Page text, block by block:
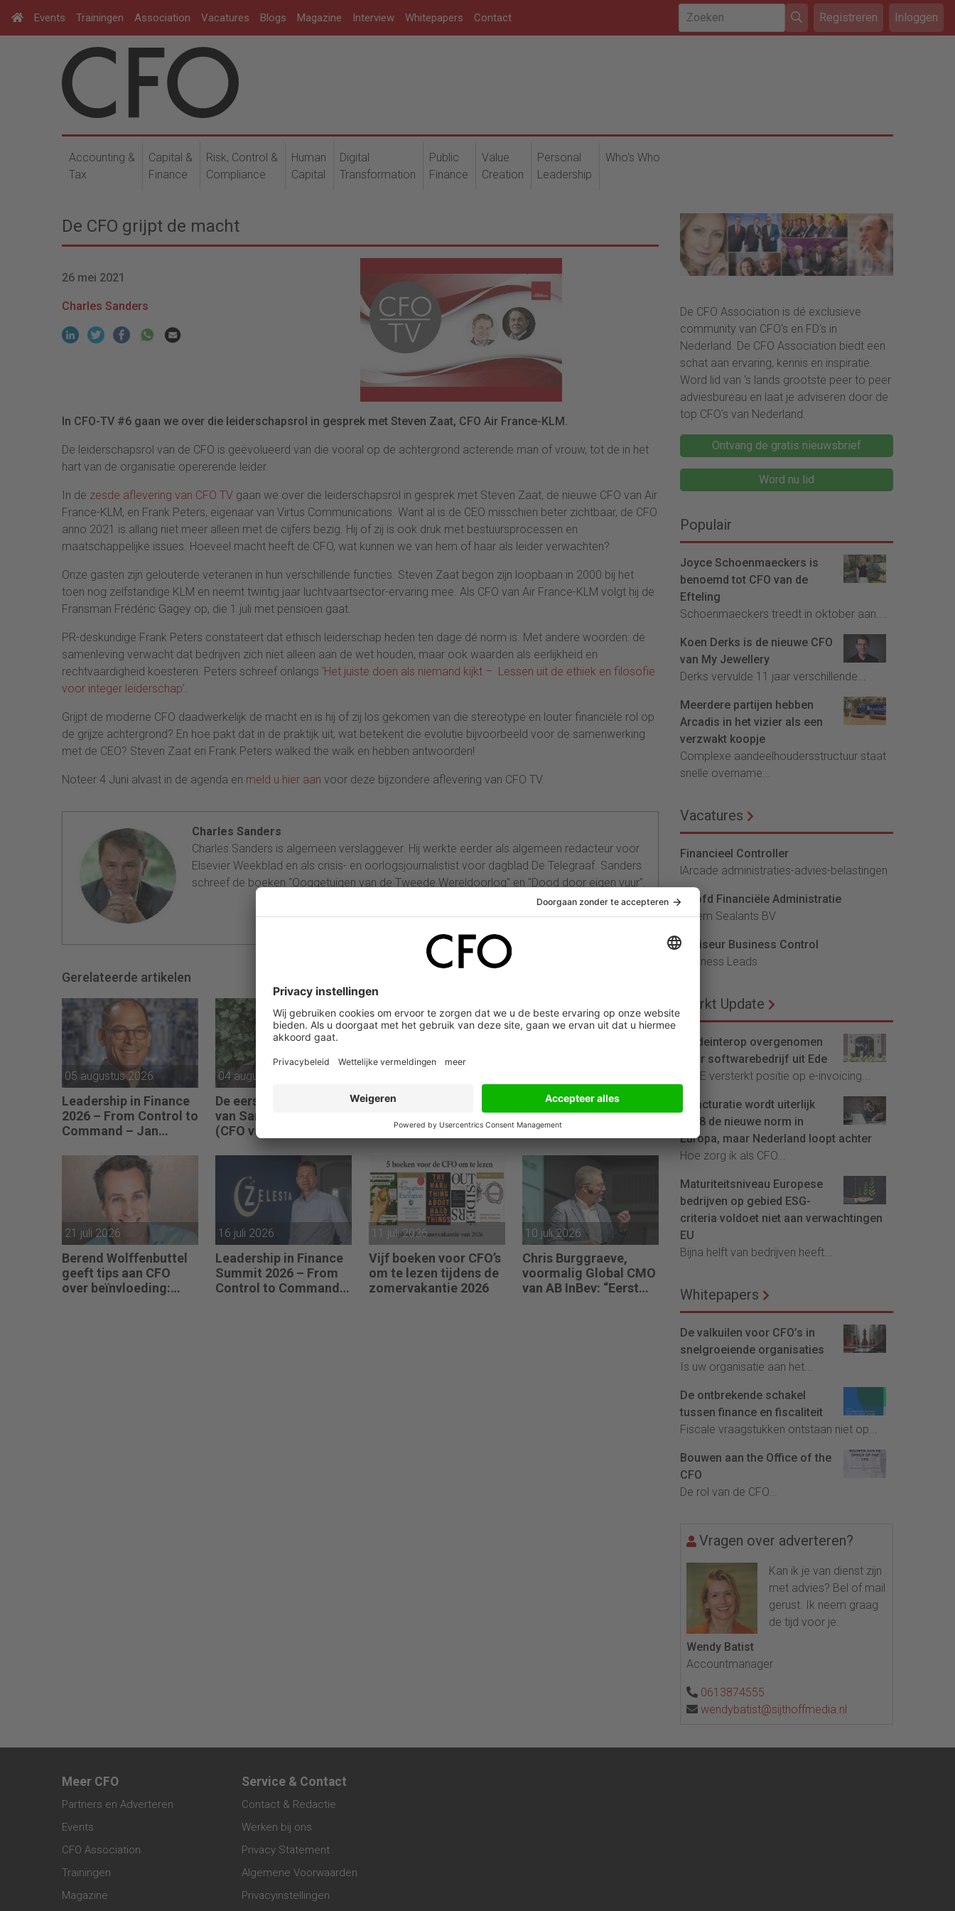
Events Trainingen Association Vacatures Blogs Magazine Interview Whitepapers Contact Registreren Inloggen
Accounting &
Tax
Capital &
Finance
Risk, Control &
Compliance
Human
Capital
Digital
Transformation
Public
Finance
Value
Creation
Personal
Leadership
Who's Who
De CFO grijpt de macht
26 mei 2021
Charles Sanders
In CFO-TV #6 gaan we over die leiderschapsrol in gesprek met Steven Zaat, CFO Air France-KLM.
De leiderschapsrol van de CFO is geëvolueerd van die vooral op de achtergrond acterende man of vrouw, tot de in het
hart van de organisatie opererende leider.
In de zesde aflevering van CFO TV gaan we over die leiderschapsrol in gesprek met Steven Zaat, de nieuwe CFO van Air
France-KLM, en Frank Peters, eigenaar van Virtus Communications. Want al is de CEO misschien beter zichtbaar, de CFO
anno 2021 is allang niet meer alleen met de cijfers bezig. Hij of zij is ook druk met bestuursprocessen en
maatschappelijke issues. Hoeveel macht heeft de CFO, wat kunnen we van hem of haar als leider verwachten?
Onze gasten zijn gelouterde veteranen in hun verschillende functies. Steven Zaat begon zijn loopbaan in 2000 bij het
toen nog zelfstandige KLM en neemt twintig jaar luchtvaartsector-ervaring mee. Als CFO van Air France-KLM volgt hij de
Fransman Frédéric Gagey op, die 1 juli met pensioen gaat.
PR-deskundige Frank Peters constateert dat ethisch leiderschap heden ten dage dé norm is. Met andere woorden: de
samenleving verwacht dat bedrijven zich niet alleen aan de wet houden, maar ook waarden als eerlijkheid en
rechtvaardigheid koesteren. Peters schreef onlangs ‘Het juiste doen als niemand kijkt – Lessen uit de ethiek en filosofie
voor integer leiderschap’.
Grijpt de moderne CFO daadwerkelijk de macht en is hij of zij los gekomen van die stereotype en louter financiële rol op
de grijze achtergrond? En hoe pakt dat in de praktijk uit, wat betekent die evolutie bijvoorbeeld voor de samenwerking
met de CEO? Steven Zaat en Frank Peters walked the walk en hebben antwoorden!
Noteer 4 Juni alvast in de agenda en meld u hier aan voor deze bijzondere aflevering van CFO TV.
Charles Sanders
Charles Sanders is algemeen verslaggever. Hij werkte eerder als algemeen redacteur voor
Elsevier Weekblad en als crisis- en oorlogsjournalistist voor dagblad De Telegraaf. Sanders
schreef de boeken "Ooggetuigen van de Tweede Wereldoorlog" en "Dood door eigen vuur".
Gerelateerde artikelen
05 augustus 2026
Leadership in Finance
2026 – From Control to
Command – Jan
van The Protein
Brewery): “Je moet
vaak met relatief
weinig data toch
knopen doorhakken.”
04 augustus 2026
De eerste 100 dagen
van Sander Scholten
(CFO van de YOEP
sturing werkt pas echt
als mensen begrijpen
waarom keuzes nodig
zijn.”
Annemarie Kingma
(Chief Value Officers):
“Veel organisaties zijn
voor de wereld van
vandaag.”
Ferdinand Spierenburg
(CFO/COO MR
MARVIS): “Ik had net
ingesteld, of de
investeringsronde lag
op mijn bord.”
21 juli 2026
Berend Wolffenbuttel
geeft tips aan CFO
over beïnvloeding:
16 juli 2026
Leadership in Finance
Summit 2026 – From
Control to Command –
11 juli 2026
Vijf boeken voor CFO’s
om te lezen tijdens de
zomervakantie 2026
10 juli 2026
Chris Burggraeve,
voormalig Global CMO
van AB InBev: “Eerst
De CFO Association is dé exclusieve
community van CFO's en FD's in
Nederland. De CFO Association biedt een
schat aan ervaring, kennis en inspiratie.
Word lid van ‘s lands grootste peer to peer
adviesbureau en laat je adviseren door de
top CFO's van Nederland.
Ontvang de gratis nieuwsbrief
Word nu lid
Populair
Joyce Schoenmaeckers is
benoemd tot CFO van de
Efteling
Schoenmaeckers treedt in oktober aan....
Koen Derks is de nieuwe CFO
van My Jewellery
Derks vervulde 11 jaar verschillende...
Meerdere partijen hebben
Arcadis in het vizier als een
verzwakt koopje
Complexe aandeelhoudersstructuur staat
snelle overname...
Vacatures
Financieel Controller
lArcade administraties-advies-belastingen
Hoofd Financiële Administratie
Bloem Sealants BV
Adviseur Business Control
Business Leads
Markt Update
Tradeinterop overgenomen
door softwarebedrijf uit Ede
4CEE versterkt positie op e-invoicing...
E-facturatie wordt uiterlijk
2028 de nieuwe norm in
Europa, maar Nederland loopt achter
Hoe zorg ik als CFO...
Maturiteitsniveau Europese
bedrijven op gebied ESG-
criteria voldoet niet aan verwachtingen
EU
Bijna helft van bedrijven heeft...
Whitepapers
De valkuilen voor CFO’s in
snelgroeiende organisaties
Is uw organisatie aan het...
De ontbrekende schakel
tussen finance en fiscaliteit
Fiscale vraagstukken ontstaan niet op...
Bouwen aan the Office of the
CFO
De rol van de CFO...
Vragen over adverteren?
Kan ik je van dienst zijn
met advies? Bel of mail
gerust. Ik neem graag
de tijd voor je.
Wendy Batist
Accountmanager
0613874555
wendybatist@sijthoffmedia.nl
Meer CFO
Partners en Adverteren
Events
CFO Association
Trainingen
Magazine
Service & Contact
Contact & Redactie
Werken bij ons
Privacy Statement
Algemene Voorwaarden
Privacyinstellingen